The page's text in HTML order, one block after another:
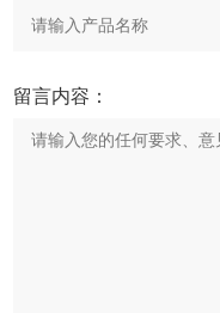
留言内容：